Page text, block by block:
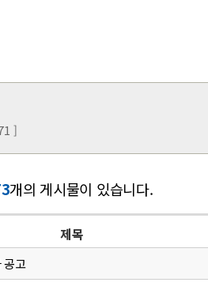
]
개의 게시물이 있습니다.
제목
공고